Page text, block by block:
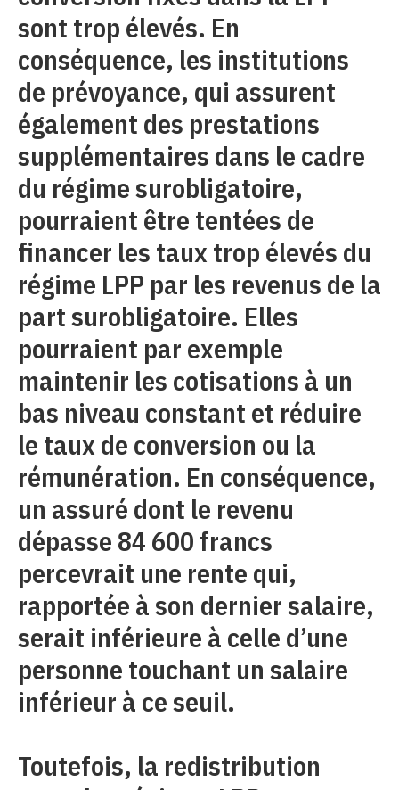
sont trop élevés. En
conséquence, les institutions
de prévoyance, qui assurent
également des prestations
supplémentaires dans le cadre
du régime surobligatoire,
pourraient être tentées de
financer les taux trop élevés du
régime LPP par les revenus de la
part surobligatoire. Elles
pourraient par exemple
maintenir les cotisations à un
bas niveau constant et réduire
le taux de conversion ou la
rémunération. En conséquence,
un assuré dont le revenu
dépasse 84 600 francs
percevrait une rente qui,
rapportée à son dernier salaire,
serait inférieure à celle d’une
personne touchant un salaire
inférieur à ce seuil.
Toutefois, la redistribution